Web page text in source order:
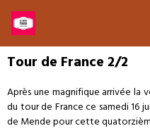
Tour de France 2/2
Après une magnifique arrivée la
du tour de France ce samedi
de Mende pour cette